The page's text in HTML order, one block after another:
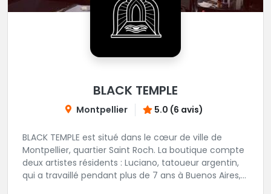
BLACK TEMPLE
Montpellier 5.0 (6 avis)
BLACK TEMPLE est situé dans le cœur de ville de
Montpellier, quartier Saint Roch. La boutique compte
deux artistes résidents : Luciano, tatoueur argentin,
qui a travaillé pendant plus de 7 ans à Buenos Aires,